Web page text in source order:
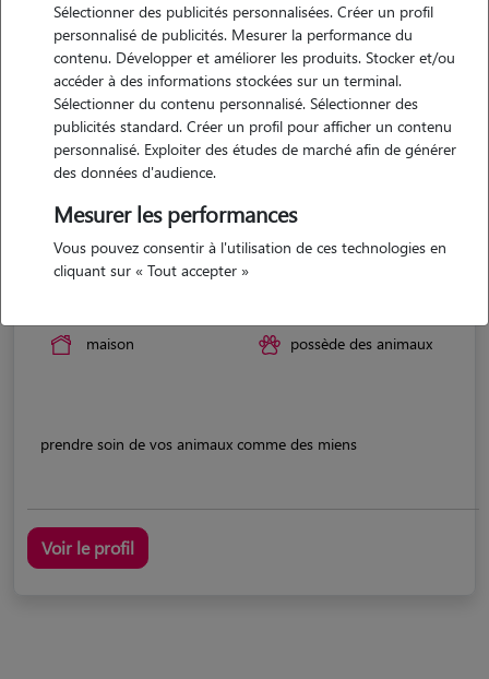
Elisandre
maison possède des animaux
prendre soin de vos animaux comme des miens
Voir le profil
Sélectionner des publicités personnalisées. Créer un profil
personnalisé de publicités. Mesurer la performance du
contenu. Développer et améliorer les produits. Stocker et/ou
accéder à des informations stockées sur un terminal.
Sélectionner du contenu personnalisé. Sélectionner des
publicités standard. Créer un profil pour afficher un contenu
personnalisé. Exploiter des études de marché afin de générer
des données d'audience.
Mesurer les performances
Vous pouvez consentir à l'utilisation de ces technologies en
cliquant sur « Tout accepter »